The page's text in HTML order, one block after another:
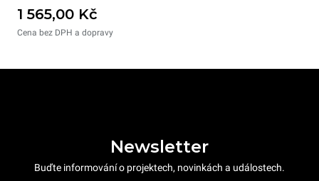
1 565,00 Kč
Cena bez DPH a dopravy
Newsletter
Buďte informování o projektech, novinkách a událostech.